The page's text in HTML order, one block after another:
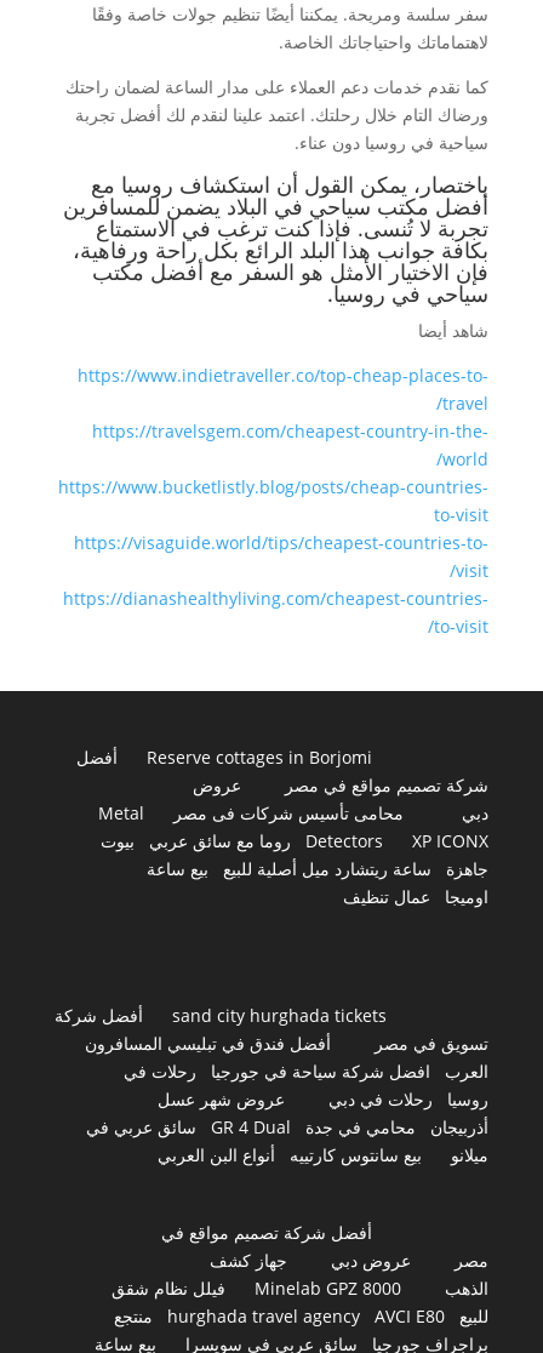
سفر سلسة ومريحة. يمكننا أيضًا تنظيم جولات خاصة وفقًا
لاهتماماتك واحتياجاتك الخاصة.
كما نقدم خدمات دعم العملاء على مدار الساعة لضمان راحتك
ورضاك التام خلال رحلتك. اعتمد علينا لنقدم لك أفضل تجربة
سياحية في روسيا دون عناء.
باختصار، يمكن القول أن استكشاف روسيا مع
أفضل مكتب سياحي في البلاد يضمن للمسافرين
تجربة لا تُنسى. فإذا كنت ترغب في الاستمتاع
بكافة جوانب هذا البلد الرائع بكل راحة ورفاهية،
فإن الاختيار الأمثل هو السفر مع أفضل مكتب
سياحي في روسيا.
شاهد أيضا
https://www.indietraveller.co/top-cheap-places-to-
travel/
https://travelsgem.com/cheapest-country-in-the-
world/
https://www.bucketlistly.blog/posts/cheap-countries-
to-visit
https://visaguide.world/tips/cheapest-countries-to-
visit/
https://dianashealthyliving.com/cheapest-countries-
to-visit/
Reserve cottages in Borjomi
أفضل
شركة تصميم مواقع في مصر
عروض
دبي
محامى تأسيس شركات فى مصر
Metal
Detectors
XP ICONX روما مع سائق عربي
بيوت
جاهزة
ساعة ريتشارد ميل أصلية للبيع
بيع ساعة
اوميجا
عمال تنظيف
sand city hurghada tickets
أفضل شركة
تسويق في مصر
أفضل فندق في تبليسي المسافرون
العرب
افضل شركة سياحة في جورجيا
رحلات في
روسيا
رحلات في دبي
عروض شهر عسل
أذربيجان
محامي في جدة GR 4 Dual
سائق عربي في
ميلانو
بيع سانتوس كارتييه أنواع البن العربي
أفضل شركة تصميم مواقع في
مصر
عروض دبي
جهاز كشف
الذهب
Minelab GPZ 8000
فيلل نظام شقق
للبيع
hurghada travel agency AVCI E80
منتجع
براجراف جورجيا
سائق عربي في سويسرا بيع ساعة